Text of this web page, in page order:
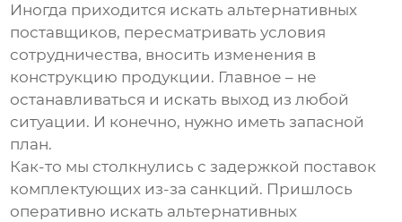
Иногда приходится искать альтернативных
поставщиков, пересматривать условия
сотрудничества, вносить изменения в
конструкцию продукции. Главное – не
останавливаться и искать выход из любой
ситуации. И конечно, нужно иметь запасной
план.
Как-то мы столкнулись с задержкой поставок
комплектующих из-за санкций. Пришлось
оперативно искать альтернативных